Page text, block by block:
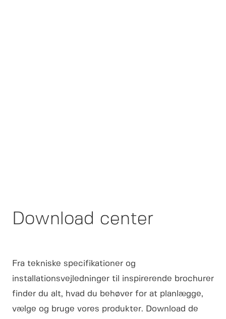
Download center
Fra tekniske specifikationer og
installationsvejledninger til inspirerende brochurer
finder du alt, hvad du behøver for at planlægge,
vælge og bruge vores produkter. Download de